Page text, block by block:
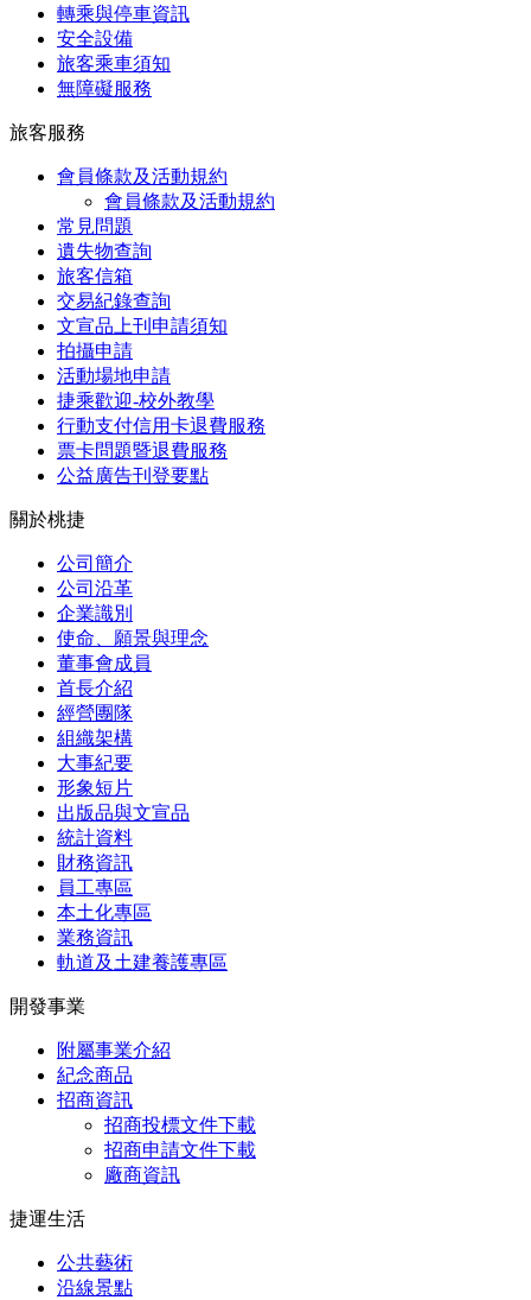
轉乘與停車資訊
安全設備
旅客乘車須知
無障礙服務
旅客服務
會員條款及活動規約
會員條款及活動規約
常見問題
遺失物查詢
旅客信箱
交易紀錄查詢
文宣品上刊申請須知
拍攝申請
活動場地申請
捷乘歡迎-校外教學
行動支付信用卡退費服務
票卡問題暨退費服務
公益廣告刊登要點
關於桃捷
公司簡介
公司沿革
企業識別
使命、願景與理念
董事會成員
首長介紹
經營團隊
組織架構
大事紀要
形象短片
出版品與文宣品
統計資料
財務資訊
員工專區
本土化專區
業務資訊
軌道及土建養護專區
開發事業
附屬事業介紹
紀念商品
招商資訊
招商投標文件下載
招商申請文件下載
廠商資訊
捷運生活
公共藝術
沿線景點